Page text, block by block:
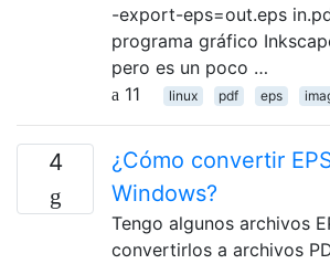
-export-eps=out.eps
programa gráfico
pero es un poco …
11
linux pdf eps
4
¿Cómo convertir
Windows?
Tengo algunos archivos
convertirlos a archivos